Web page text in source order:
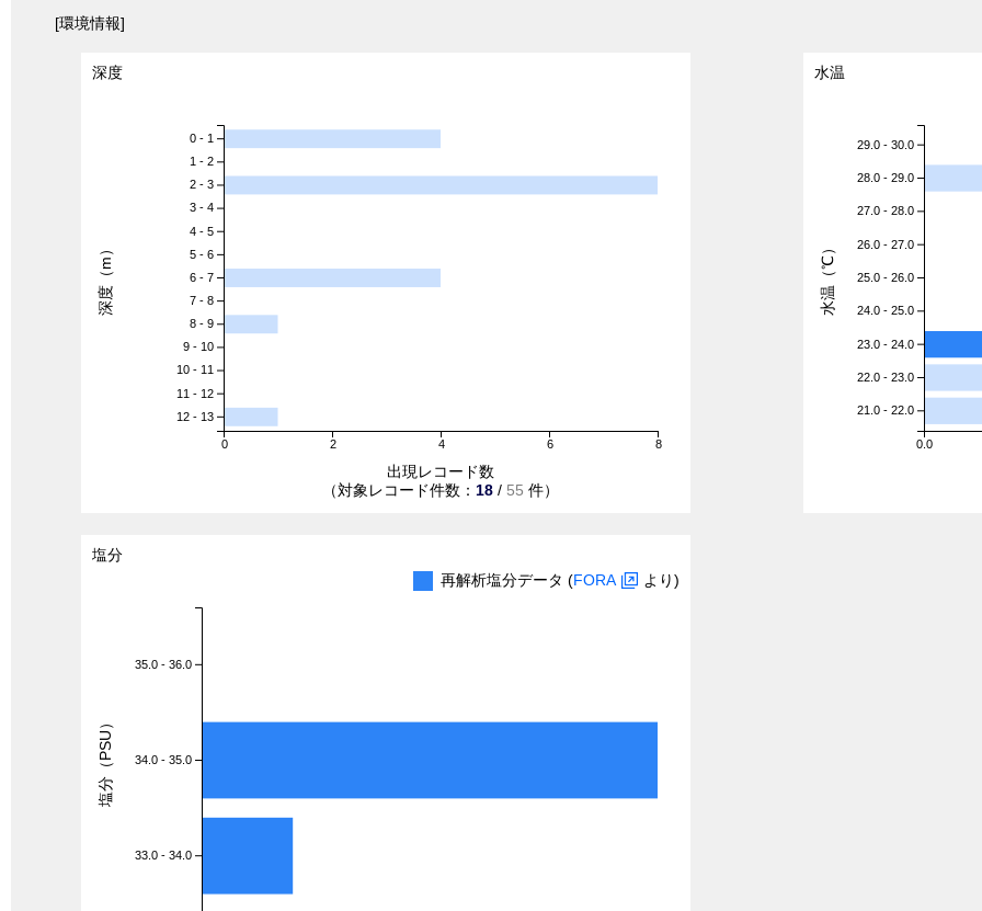
[環境情報]
深度
0 2 4 6 8
0 - 1
1 - 2
2 - 3
3 - 4
4 - 5
5 - 6
6 - 7
7 - 8
8 - 9
9 - 10
10 - 11
11 - 12
12 - 13
出現レコード数
（対象レコード件数： 18 / 55 件）
深度（m）
水温
0.0
29.0 - 30.0
28.0 - 29.0
27.0 - 28.0
26.0 - 27.0
25.0 - 26.0
24.0 - 25.0
23.0 - 24.0
22.0 - 23.0
21.0 - 22.0
水温（℃）
塩分
再解析塩分データ (FORA より)
35.0 - 36.0
34.0 - 35.0
33.0 - 34.0
塩分（PSU）